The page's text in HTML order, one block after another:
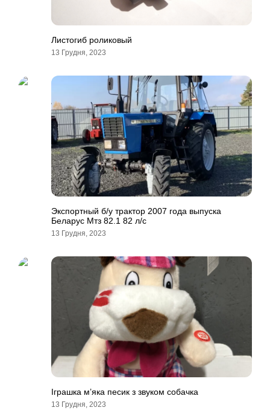
Листогиб роликовый
13 Грудня, 2023
Экспортный б/у трактор 2007 года выпуска
Беларус Мтз 82.1 82 л/с
13 Грудня, 2023
Іграшка м’яка песик з звуком собачка
13 Грудня, 2023